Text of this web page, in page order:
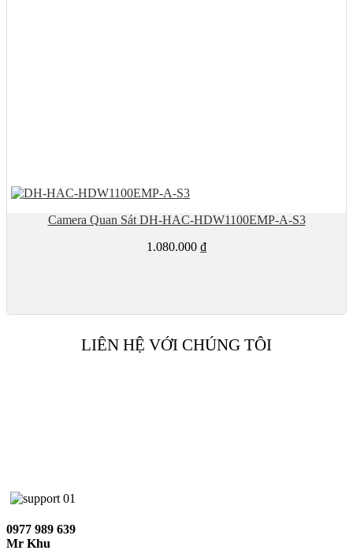
Camera Quan Sát DH-HAC-HDW1100EMP-A-S3
1.080.000 ₫
LIÊN HỆ VỚI CHÚNG TÔI
0977 989 639
Mr Khu